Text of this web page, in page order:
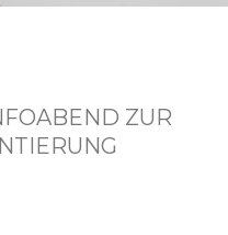
ZUR